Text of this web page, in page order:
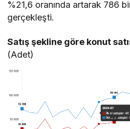
%21,6 oranında artarak 786
gerçekleşti.
Satış şekline göre konut
(Adet)